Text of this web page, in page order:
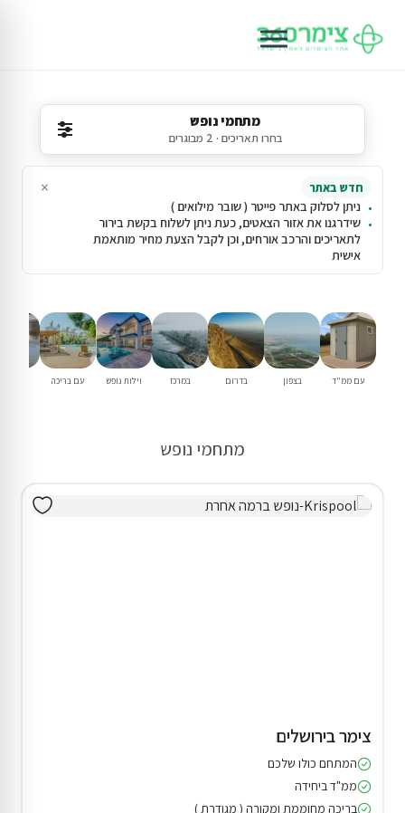
מתחמי נופש
בחרו תאריכים · 2 מבוגרים
חדש באתר
ניתן לסלוק באתר פייטר ( שובר מילואים )
שידרגנו את אזור הצאטים, כעת ניתן לשלוח בקשת בירור
לתאריכים והרכב אורחים, וכן לקבל הצעת מחיר מותאמת
אישית
×
עם ממ"ד בצפון בדרום במרכז וילות נופש עם בריכה
מתחמי נופש
צימר בירושלים
המתחם כולו שלכם
ממ"ד ביחידה
בריכה מחוממת ומקורה ( מגודרת )